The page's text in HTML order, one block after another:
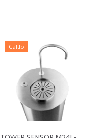
Caldo